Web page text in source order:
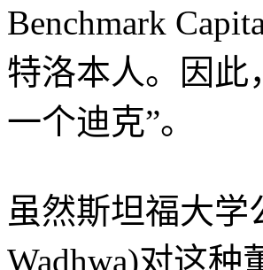
Benchmark
特洛本人。因此
一个迪克”。
虽然斯坦福大学
Wadhwa)对这